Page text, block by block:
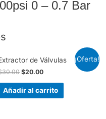
0 – 0.7 Bar
¡Oferta!
de Válvulas
30.00 $20.00
Añadir al carrito